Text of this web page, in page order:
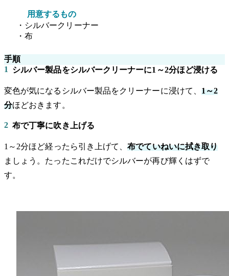
用意するもの
・シルバークリーナー
・布
手順
1
シルバー製品をシルバークリーナーに1～2分ほど浸ける
変色が気になるシルバー製品をクリーナーに浸けて、 1～2
分ほどおきます。
2 布で丁寧に吹き上げる
1～2分ほど経ったら引き上げて、布でていねいに拭き取り
ましょう。たったこれだけでシルバーが再び輝くはずで
す。